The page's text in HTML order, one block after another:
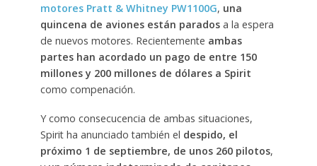
motores Pratt & Whitney PW1100G, una
quincena de aviones están paradosa la espera
de nuevos motores. Recientemente ambas
partes han acordado un pago de entre 150
millones y 200 millones de dólares a Spirit
como compenación.
Y como consecucencia de ambas situaciones,
Spirit ha anunciado también el despido, el
próximo 1 de septiembre, de unos 260 pilotos,